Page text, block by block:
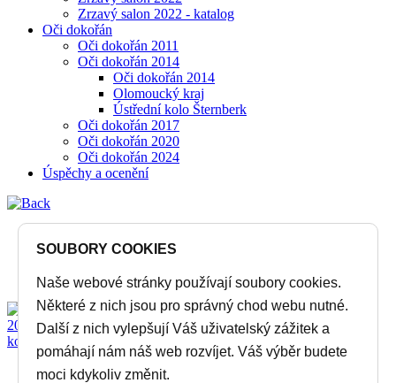
Zrzavý salon 2022 - katalog
Oči dokořán
Oči dokořán 2011
Oči dokořán 2014
Oči dokořán 2014
Olomoucký kraj
Ústřední kolo Šternberk
Oči dokořán 2017
Oči dokořán 2020
Oči dokořán 2024
Úspěchy a ocenění
SOUBORY COOKIES
Naše webové stránky používají soubory cookies.
Některé z nich jsou pro správný chod webu nutné.
Další z nich vylepšují Váš uživatelský zážitek a
pomáhají nám náš web rozvíjet. Váš výběr budete
moci kdykoliv změnit.